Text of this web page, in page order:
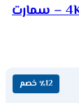
شاشة هاير 65 بوصة 4K UHD – Google TV – سمارت
٪12 خصم